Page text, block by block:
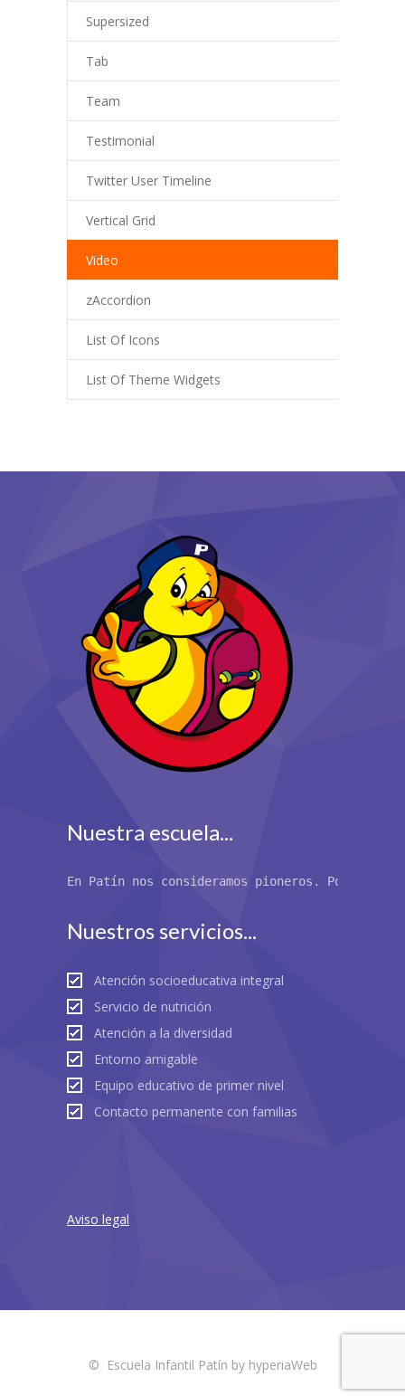
Supersized
Tab
Team
Testimonial
Twitter User Timeline
Vertical Grid
Video
zAccordion
List Of Icons
List Of Theme Widgets
Nuestra escuela...
En Patín nos consideramos pioneros. Por
Nuestros servicios...
Atención socioeducativa integral
Servicio de nutrición
Atención a la diversidad
Entorno amigable
Equipo educativo de primer nivel
Contacto permanente con familias
Aviso legal
© Escuela Infantil Patín by hyperiaWeb